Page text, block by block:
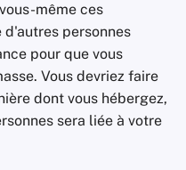
même ces
personnes
pour que vous
Vous devriez faire
dont vous hébergez,
sera liée à votre